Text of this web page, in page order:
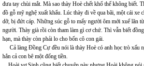
đưa tay chùi mắt. Mà sao thày Hoè chết khổ thế không biết.
đồ gỗ mỹ nghệ xuất khẩu. Lúc thày đi về qua bãi, một cái xe
dỡ, bị đứt cáp. Những súc gỗ to mấy người ôm mới xuể lăn
người. Thày già rồi còn tham làm gì cơ chứ. Thì vẫn biết
hạn, mà thày còn phải lo cho bốn cô con gái.
Cả làng Đồng Cự đều nói là thày Hoè có anh học trò xấu
hẳn cả con bê một đống tiền.